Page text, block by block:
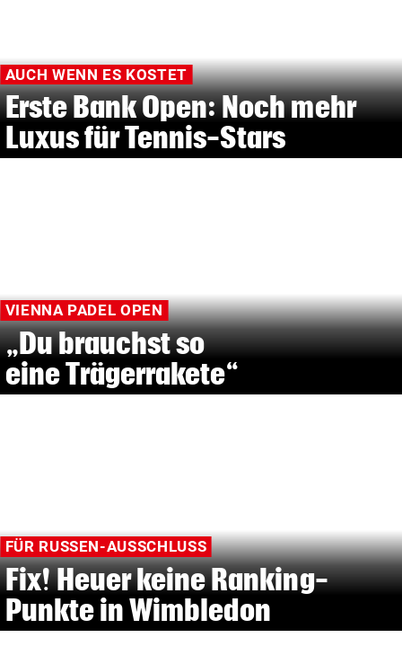
AUCH WENN ES KOSTET
Erste Bank Open: Noch mehr
Luxus für Tennis-Stars
VIENNA PADEL OPEN
„Du brauchst so
eine Trägerrakete“
FÜR RUSSEN-AUSSCHLUSS
Fix! Heuer keine Ranking-
Punkte in Wimbledon